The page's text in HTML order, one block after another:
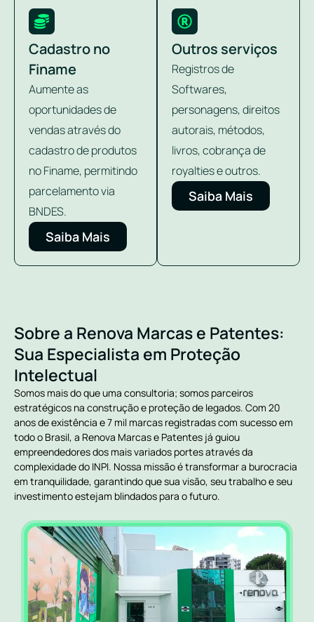
Cadastro no
Finame
Aumente as
oportunidades de
vendas através do
cadastro de produtos
no Finame, permitindo
parcelamento via
BNDES.
Saiba Mais
Outros serviços
Registros de
Softwares,
personagens, direitos
autorais, métodos,
livros, cobrança de
royalties e outros.
Saiba Mais
Sobre a Renova Marcas e Patentes:
Sua Especialista em Proteção
Intelectual
Somos mais do que uma consultoria; somos parceiros
estratégicos na construção e proteção de legados. Com 20
anos de existência e 7 mil marcas registradas com sucesso em
todo o Brasil, a Renova Marcas e Patentes já guiou
empreendedores dos mais variados portes através da
complexidade do INPI. Nossa missão é transformar a burocracia
em tranquilidade, garantindo que sua visão, seu trabalho e seu
investimento estejam blindados para o futuro.